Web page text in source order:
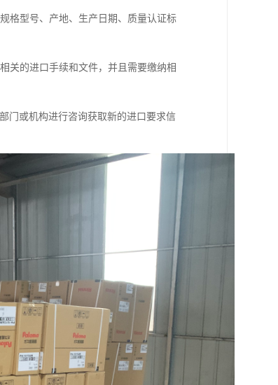
格型号、产地、生产日期、质量认证标
关的进口手续和文件，并且需要缴纳相
门或机构进行咨询获取新的进口要求信